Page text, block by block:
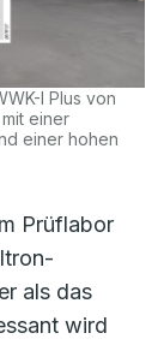
I Plus von
einer
einer hohen
Prüflabor
als das
wird